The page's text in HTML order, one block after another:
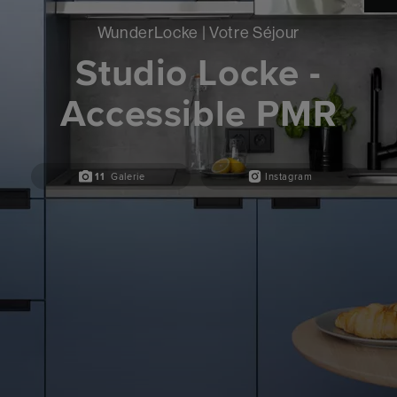
WunderLocke | Votre Séjour
Studio Locke -
Accessible PMR
11 Galerie Instagram